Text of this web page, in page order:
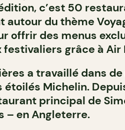
édition, c’est 50
autour du thème
offrir des menus
festivaliers grâce à Air
a travaillé dans
Michelin.
principal de
– en Angleterre.